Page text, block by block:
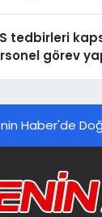
tedbirleri
görev
Haber'de